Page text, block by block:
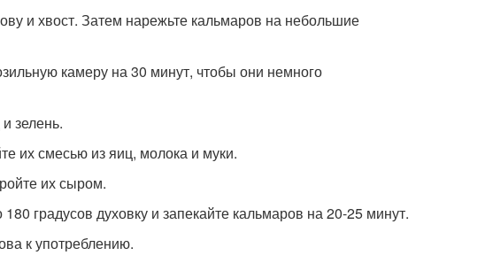
и хвост. Затем нарежьте кальмаров на небольшие
камеру на 30 минут, чтобы они немного
зелень.
их смесью из яиц, молока и муки.
их сыром.
градусов духовку и запекайте кальмаров на 20-25 минут.
к употреблению.